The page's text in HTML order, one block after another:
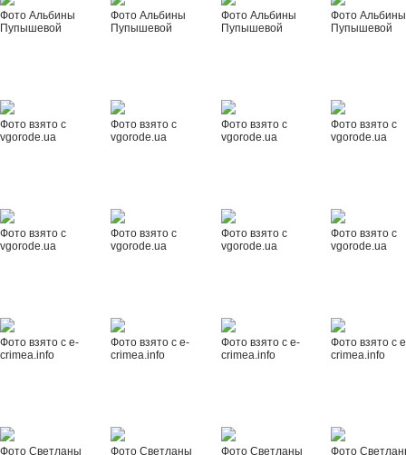
Фото Альбины
Пупышевой
Фото Альбины
Пупышевой
Фото Альбины
Пупышевой
Фото Альбины
Пупышевой
Фото взято с
vgorode.ua
Фото взято с
vgorode.ua
Фото взято с
vgorode.ua
Фото взято с
vgorode.ua
Фото взято с
vgorode.ua
Фото взято с
vgorode.ua
Фото взято с
vgorode.ua
Фото взято с
vgorode.ua
Фото взято с e-
crimea.info
Фото взято с e-
crimea.info
Фото взято с e-
crimea.info
Фото взято с
crimea.info
Фото Светланы
Фото Светланы
Фото Светланы
Фото